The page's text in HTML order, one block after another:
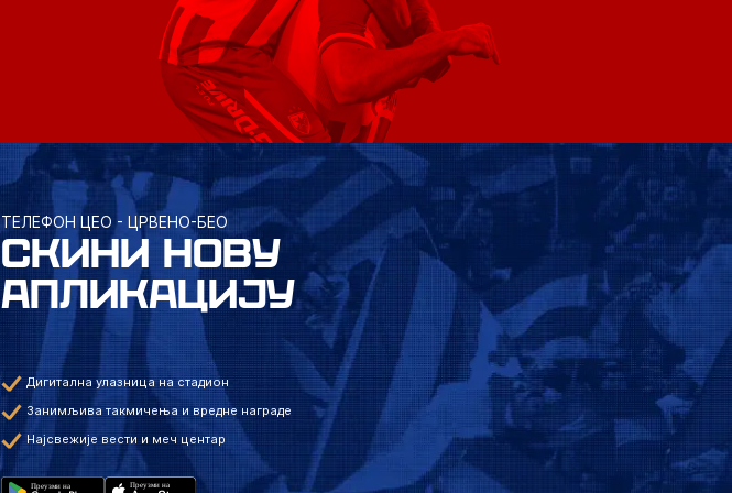
ТЕЛЕФОН ЦЕО - ЦРВЕНО-БЕО
СКИНИ НОВУ
АПЛИКАЦИЈУ
Дигитална улазница на стадион
Занимљива такмичења и вредне награде
Најсвежије вести и меч центар